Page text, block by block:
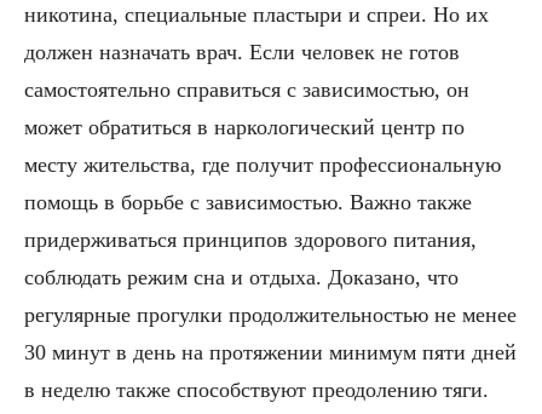
никотина, специальные пластыри и спреи. Но их
должен назначать врач. Если человек не готов
самостоятельно справиться с зависимостью, он
может обратиться в наркологический центр по
месту жительства, где получит профессиональную
помощь в борьбе с зависимостью. Важно также
придерживаться принципов здорового питания,
соблюдать режим сна и отдыха. Доказано, что
регулярные прогулки продолжительностью не менее
30 минут в день на протяжении минимум пяти дней
в неделю также способствуют преодолению тяги.